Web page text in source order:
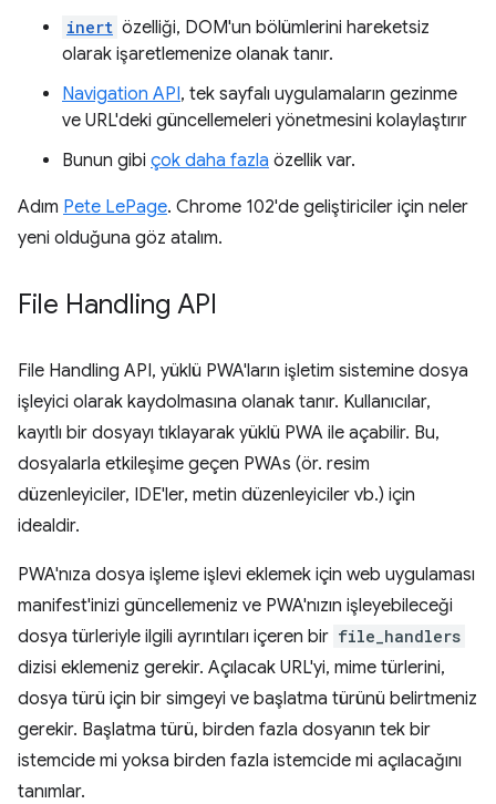
inert özelliği, DOM'un bölümlerini hareketsiz
olarak işaretlemenize olanak tanır.
Navigation API, tek sayfalı uygulamaların gezinme
ve URL'deki güncellemeleri yönetmesini kolaylaştırır
Bunun gibi çok daha fazla özellik var.
Adım Pete LePage. Chrome 102'de geliştiriciler için neler
yeni olduğuna göz atalım.
File Handling API
File Handling API, yüklü PWA'ların işletim sistemine dosya
işleyici olarak kaydolmasına olanak tanır. Kullanıcılar,
kayıtlı bir dosyayı tıklayarak yüklü PWA ile açabilir. Bu,
dosyalarla etkileşime geçen PWAs (ör. resim
düzenleyiciler, IDE'ler, metin düzenleyiciler vb.) için
idealdir.
PWA'nıza dosya işleme işlevi eklemek için web uygulaması
manifest'inizi güncellemeniz ve PWA'nızın işleyebileceği
dosya türleriyle ilgili ayrıntıları içeren bir file_handlers
dizisi eklemeniz gerekir. Açılacak URL'yi, mime türlerini,
dosya türü için bir simgeyi ve başlatma türünü belirtmeniz
gerekir. Başlatma türü, birden fazla dosyanın tek bir
istemcide mi yoksa birden fazla istemcide mi açılacağını
tanımlar.